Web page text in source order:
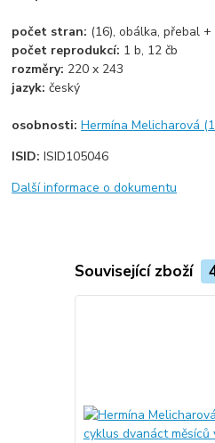
počet stran: (16), obálka, přebal +
počet reprodukcí: 1 b, 12 čb
rozměry: 220 x 243
jazyk:český
osobnosti:Hermína Melicharová
ISID:ISID105046
Další informace o dokumentu
Související zboží